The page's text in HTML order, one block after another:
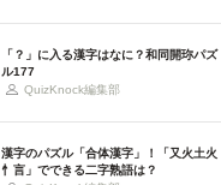
「？」に入る漢字はなに？和同開珎パズ
ル177
QuizKnock編集部
漢字のパズル「合体漢字」！「又火土火
忄言」でできる二字熟語は？